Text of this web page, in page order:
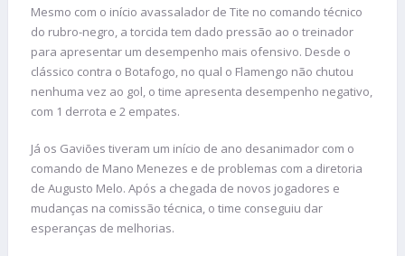
Mesmo com o início avassalador de Tite no comando técnico
do rubro-negro, a torcida tem dado pressão ao o treinador
para apresentar um desempenho mais ofensivo. Desde o
clássico contra o Botafogo, no qual o Flamengo não chutou
nenhuma vez ao gol, o time apresenta desempenho negativo,
com 1 derrota e 2 empates.
Já os Gaviões tiveram um início de ano desanimador com o
comando de Mano Menezes e de problemas com a diretoria
de Augusto Melo. Após a chegada de novos jogadores e
mudanças na comissão técnica, o time conseguiu dar
esperanças de melhorias.